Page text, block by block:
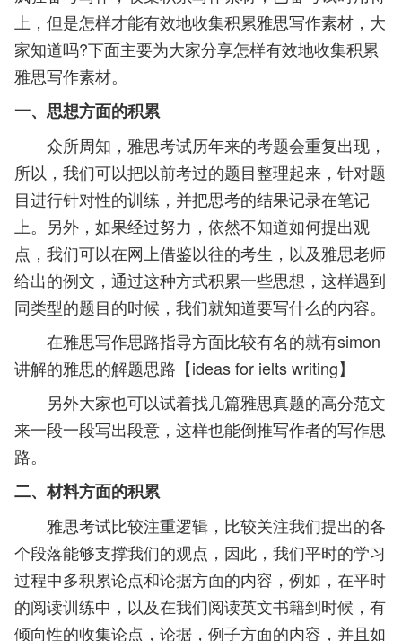
上，但是怎样才能有效地收集积累雅思写作素材，大
家知道吗?下面主要为大家分享怎样有效地收集积累
雅思写作素材。
一、思想方面的积累
众所周知，雅思考试历年来的考题会重复出现，
所以，我们可以把以前考过的题目整理起来，针对题
目进行针对性的训练，并把思考的结果记录在笔记
上。另外，如果经过努力，依然不知道如何提出观
点，我们可以在网上借鉴以往的考生，以及雅思老师
给出的例文，通过这种方式积累一些思想，这样遇到
同类型的题目的时候，我们就知道要写什么的内容。
在雅思写作思路指导方面比较有名的就有simon
讲解的雅思的解题思路【ideas for ielts writing】
另外大家也可以试着找几篇雅思真题的高分范文
来一段一段写出段意，这样也能倒推写作者的写作思
路。
二、材料方面的积累
雅思考试比较注重逻辑，比较关注我们提出的各
个段落能够支撑我们的观点，因此，我们平时的学习
过程中多积累论点和论据方面的内容，例如，在平时
的阅读训练中，以及在我们阅读英文书籍到时候，有
倾向性的收集论点，论据，例子方面的内容，并且如